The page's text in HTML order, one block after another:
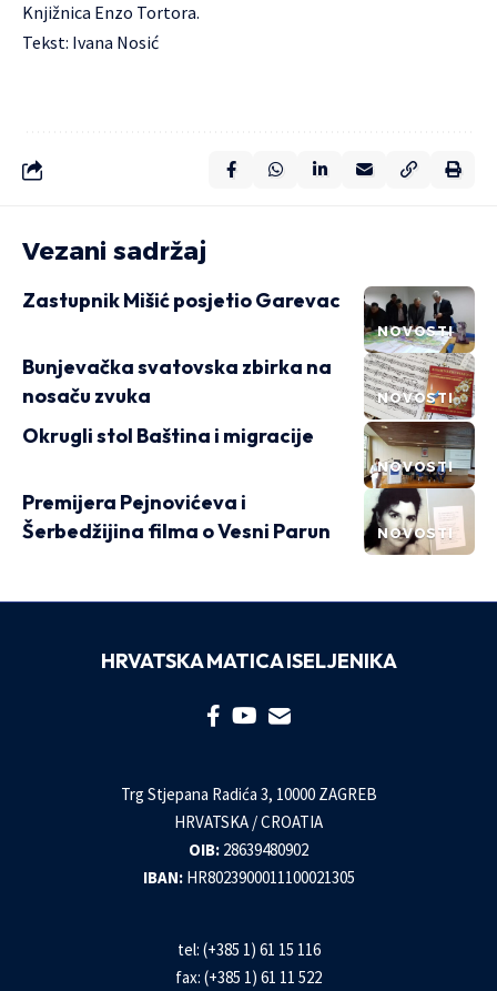
Knjižnica Enzo Tortora.
Tekst: Ivana Nosić
Vezani sadržaj
NOVOSTI
Zastupnik Mišić posjetio Garevac
NOVOSTI
Bunjevačka svatovska zbirka na
nosaču zvuka
NOVOSTI
Okrugli stol Baština i migracije
NOVOSTI
Premijera Pejnovićeva i
Šerbedžijina filma o Vesni Parun
HRVATSKA MATICA ISELJENIKA
Trg Stjepana Radića 3, 10000 ZAGREB
HRVATSKA / CROATIA
OIB: 28639480902
IBAN: HR8023900011100021305
tel: (+385 1) 61 15 116
fax: (+385 1) 61 11 522